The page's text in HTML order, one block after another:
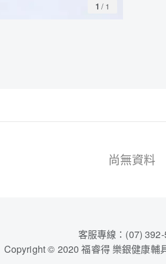
1 / 1
尚無資料
客服專線：(07)
Copyright © 2020 福睿得 樂銀健康輔